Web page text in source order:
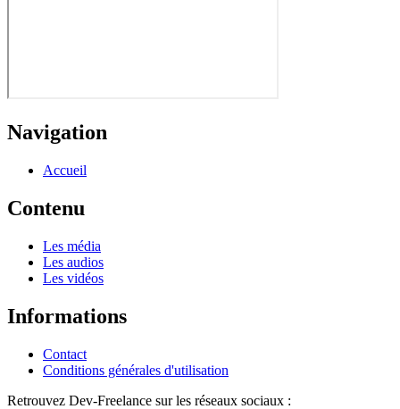
Navigation
Accueil
Contenu
Les média
Les audios
Les vidéos
Informations
Contact
Conditions générales d'utilisation
Retrouvez Dev-Freelance sur les réseaux sociaux :